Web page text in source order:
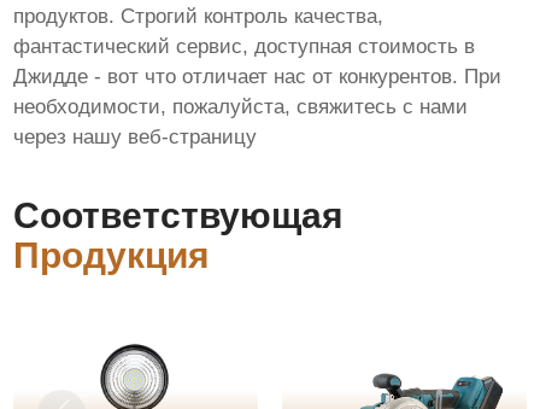
продуктов. Строгий контроль качества,
фантастический сервис, доступная стоимость в
Джидде - вот что отличает нас от конкурентов. При
необходимости, пожалуйста, свяжитесь с нами
через нашу веб-страницу
Соответствующая
Продукция